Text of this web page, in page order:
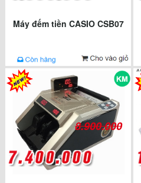
Máy đếm tiền CASIO CSB07
8.900.000